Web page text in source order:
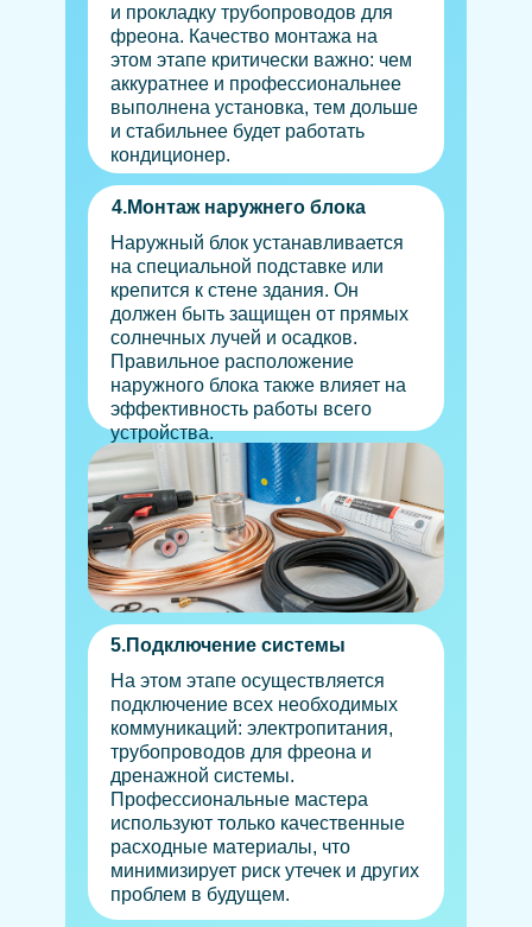
Наружный блок устанавливается
на специальной подставке или
крепится к стене здания. Он
должен быть защищен от прямых
солнечных лучей и осадков.
Правильное расположение
наружного блока также влияет на
эффективность работы всего
устройства.
4.Монтаж наружнего блока
и прокладку трубопроводов для
фреона. Качество монтажа на
этом этапе критически важно: чем
аккуратнее и профессиональнее
выполнена установка, тем дольше
и стабильнее будет работать
кондиционер.
На этом этапе осуществляется
подключение всех необходимых
коммуникаций: электропитания,
трубопроводов для фреона и
дренажной системы.
Профессиональные мастера
используют только качественные
расходные материалы, что
минимизирует риск утечек и других
проблем в будущем.
5.Подключение системы